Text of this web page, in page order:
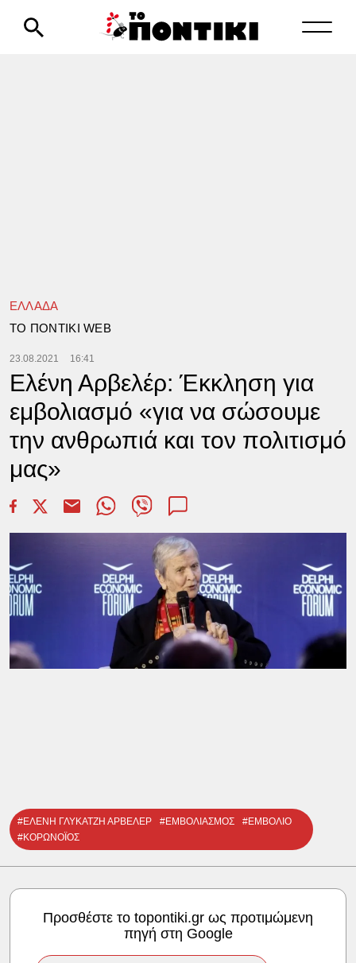
ΕΛΛΑΔΑ
TΟ ΠΟΝΤΙΚΙ WEB
23.08.2021 16:41
Ελένη Αρβελέρ: Έκκληση για
εμβολιασμό «για να σώσουμε
την ανθρωπιά και τον πολιτισμό
μας»
#ΕΛΕΝΗ ΓΛΥΚΑΤΖΗ ΑΡΒΕΛΕΡ #ΕΜΒΟΛΙΑΣΜΟΣ
#ΕΜΒΟΛΙΟ
#ΚΟΡΩΝΟΪΟΣ
Προσθέστε το topontiki.gr ως προτιμώμενη
πηγή στη Google